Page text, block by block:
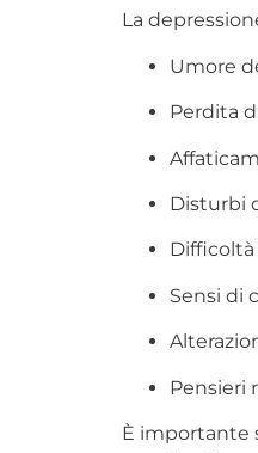
La
Umore
Perdita
Disturbi
Sensi di
Pensieri
È importante